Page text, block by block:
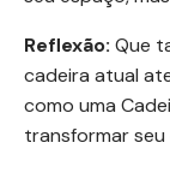
Reflexão: Que
cadeira atual
como uma
transformar